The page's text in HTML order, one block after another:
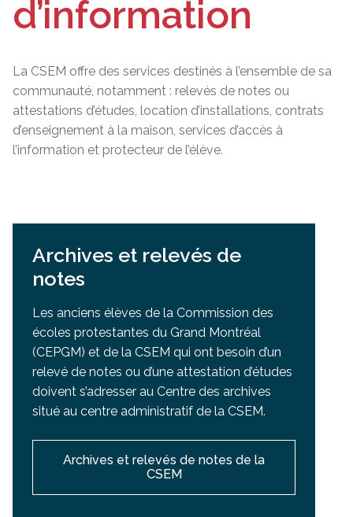
d’information
La CSEM offre des services destinés à l’ensemble de sa
communauté, notamment : relevés de notes ou
attestations d’études, location d’installations, contrats
d’enseignement à la maison, services d’accès à
l’information et protecteur de l’élève.
Archives et relevés de
notes
Les anciens élèves de la Commission des
écoles protestantes du Grand Montréal
(CEPGM) et de la CSEM qui ont besoin d’un
relevé de notes ou d’une attestation d’études
doivent s’adresser au Centre des archives
situé au centre administratif de la CSEM.
Archives et relevés de notes de la
CSEM